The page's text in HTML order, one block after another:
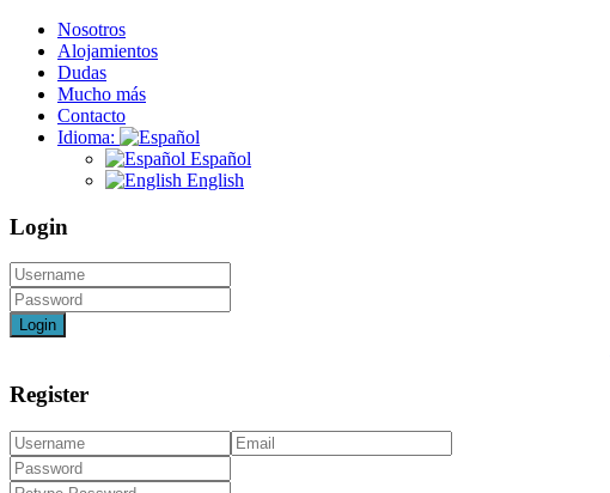
Nosotros
Alojamientos
Dudas
Mucho más
Contacto
Idioma:
Español
English
Login
Login
Register